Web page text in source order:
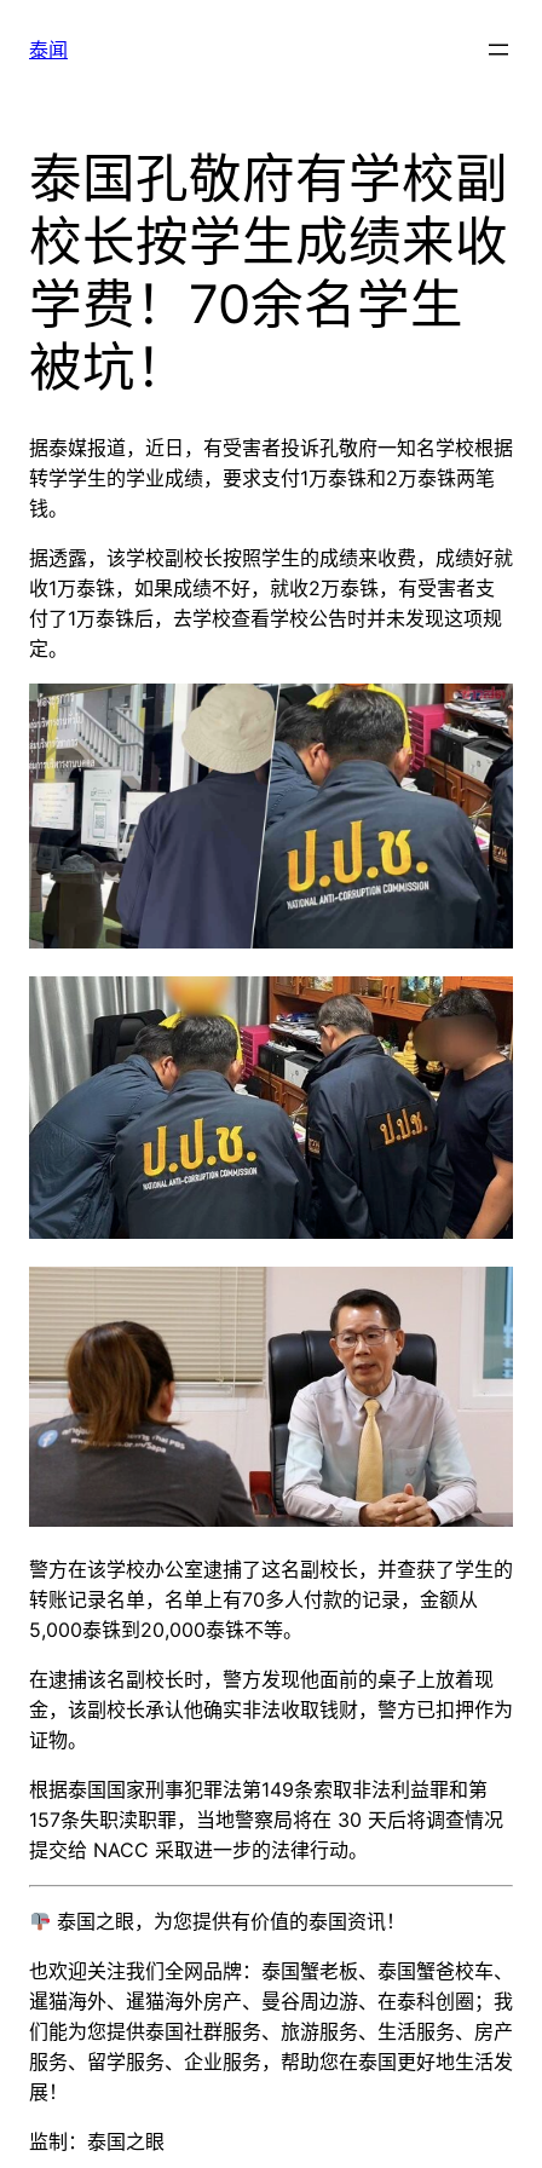
泰闻
泰国孔敬府有学校副
校长按学生成绩来收
学费！70余名学生
被坑！
据泰媒报道，近日，有受害者投诉孔敬府一知名学校根据
转学学生的学业成绩，要求支付1万泰铢和2万泰铢两笔
钱。
据透露，该学校副校长按照学生的成绩来收费，成绩好就
收1万泰铢，如果成绩不好，就收2万泰铢，有受害者支
付了1万泰铢后，去学校查看学校公告时并未发现这项规
定。
警方在该学校办公室逮捕了这名副校长，并查获了学生的
转账记录名单，名单上有70多人付款的记录，金额从
5,000泰铢到20,000泰铢不等。
在逮捕该名副校长时，警方发现他面前的桌子上放着现
金，该副校长承认他确实非法收取钱财，警方已扣押作为
证物。
根据泰国国家刑事犯罪法第149条索取非法利益罪和第
157条失职渎职罪，当地警察局将在 30 天后将调查情况
提交给 NACC 采取进一步的法律行动。
泰国之眼，为您提供有价值的泰国资讯！
也欢迎关注我们全网品牌：泰国蟹老板、泰国蟹爸校车、
暹猫海外、暹猫海外房产、曼谷周边游、 在泰科创圈 ； 我
们能为您提供泰国社群服务、旅游服务、生活服务、房产
服务、留学服务、企业服务，帮助您在泰国更好地生活发
展！
监制：泰国之眼